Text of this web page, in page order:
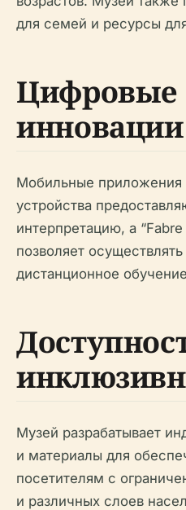
для семей и ресурсы
Цифровые
инновации
Мобильные приложения
устройства
интерпретацию, а
позволяет
дистанционное
Музей разрабатывает
и материалы для
посетителям с
и различных слоев